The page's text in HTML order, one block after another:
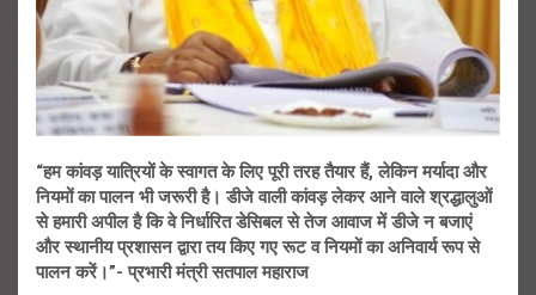
“हम कांवड़ यात्रियों के स्वागत के लिए पूरी तरह तैयार हैं, लेकिन मर्यादा और
नियमों का पालन भी जरूरी है। डीजे वाली कांवड़ लेकर आने वाले श्रद्धालुओं
से हमारी अपील है कि वे निर्धारित डेसिबल से तेज आवाज में डीजे न बजाएं
और स्थानीय प्रशासन द्वारा तय किए गए रूट व नियमों का अनिवार्य रूप से
पालन करें।”- प्रभारी मंत्री सतपाल महाराज